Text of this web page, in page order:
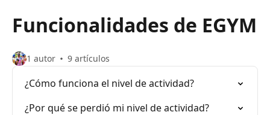
Funcionalidades de EGYM
1 autor 9 artículos
¿Cómo funciona el nivel de actividad?
¿Por qué se perdió mi nivel de actividad?